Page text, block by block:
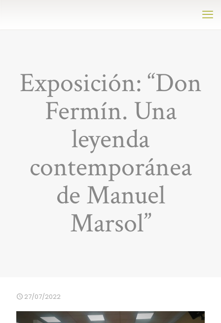
Exposición: “Don
Fermín. Una
leyenda
contemporánea
de Manuel
Marsol”
27/07/2022